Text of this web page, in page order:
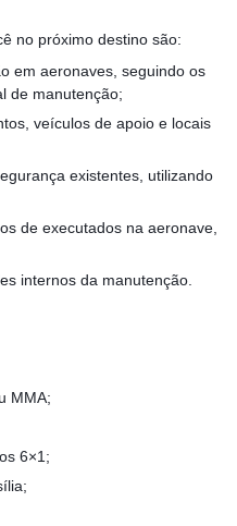
no próximo destino são:
em aeronaves, seguindo os
de manutenção;
veículos de apoio e locais
existentes, utilizando
de executados na aeronave,
internos da manutenção.
MMA;
6×1;